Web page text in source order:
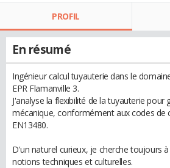
PROFIL
En résumé
Ingénieur calcul tuyauterie dans le
EPR Flamanville 3.
J'analyse la flexibilité de la tuyauterie pour
mécanique, conformément aux codes de
EN13480.
D'un naturel curieux, je cherche toujours
notions techniques et culturelles.